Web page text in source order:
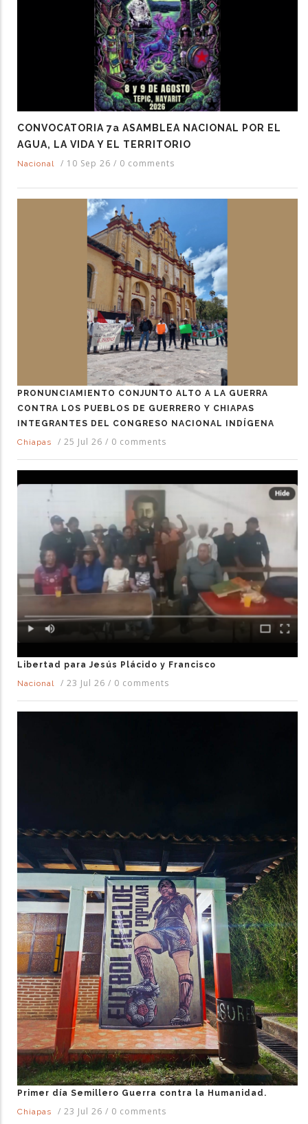
CONVOCATORIA 7a ASAMBLEA NACIONAL POR EL
AGUA, LA VIDA Y EL TERRITORIO
Nacional / 10 Sep 26 / 0 comments
PRONUNCIAMIENTO CONJUNTO ALTO A LA GUERRA
CONTRA LOS PUEBLOS DE GUERRERO Y CHIAPAS
INTEGRANTES DEL CONGRESO NACIONAL INDÍGENA
Chiapas
/ 25 Jul 26 / 0 comments
Libertad para Jesús Plácido y Francisco
Nacional
/ 23 Jul 26 / 0 comments
Primer día Semillero Guerra contra la Humanidad.
Chiapas
/ 23 Jul 26 / 0 comments